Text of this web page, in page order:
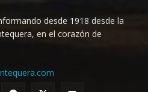
desde 1918 desde la
en el corazón de